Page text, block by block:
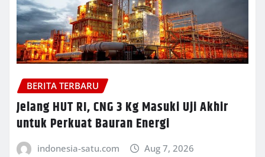
BERITA TERBARU
Jelang HUT RI, CNG 3 Kg Masuki Uji Akhir
untuk Perkuat Bauran Energi
indonesia-satu.com Aug 7, 2026